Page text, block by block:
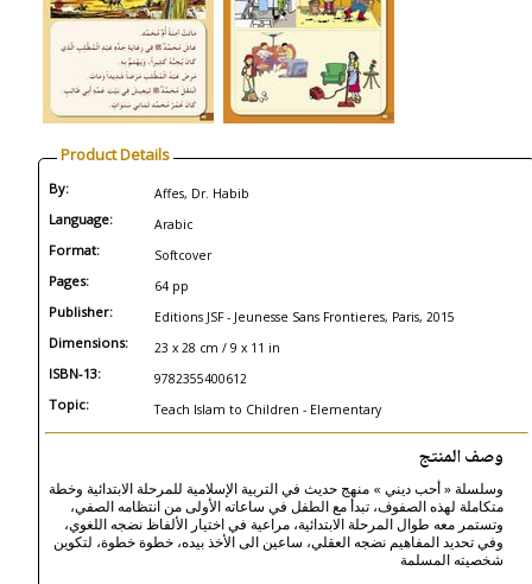
Product Details
By: Affes, Dr. Habib
Language: Arabic
Format: Softcover
Pages: 64 pp
Publisher: Editions JSF - Jeunesse Sans Frontieres, Paris, 2015
Dimensions: 23 x 28 cm / 9 x 11 in
ISBN-13: 9782355400612
Topic: Teach Islam to Children - Elementary
وصف المنتج
وسلسلة « أحب ديني » منهج حديث في التربية الإسلامية للمرحلة الابتدائية وخطة
متكاملة لهذه الصفوف، تبدأ مع الطفل في ساعاته الأولى من انتظامه الصفي،
وتستمر معه طوال المرحلة الابتدائية، مراعية في اختيار الألفاظ نضجه اللغوي،
وفي تحديد المفاهيم نضجه العقلي، ساعين الى الأخذ بيده، خطوة خطوة، لتكوين
شخصيته المسلمة